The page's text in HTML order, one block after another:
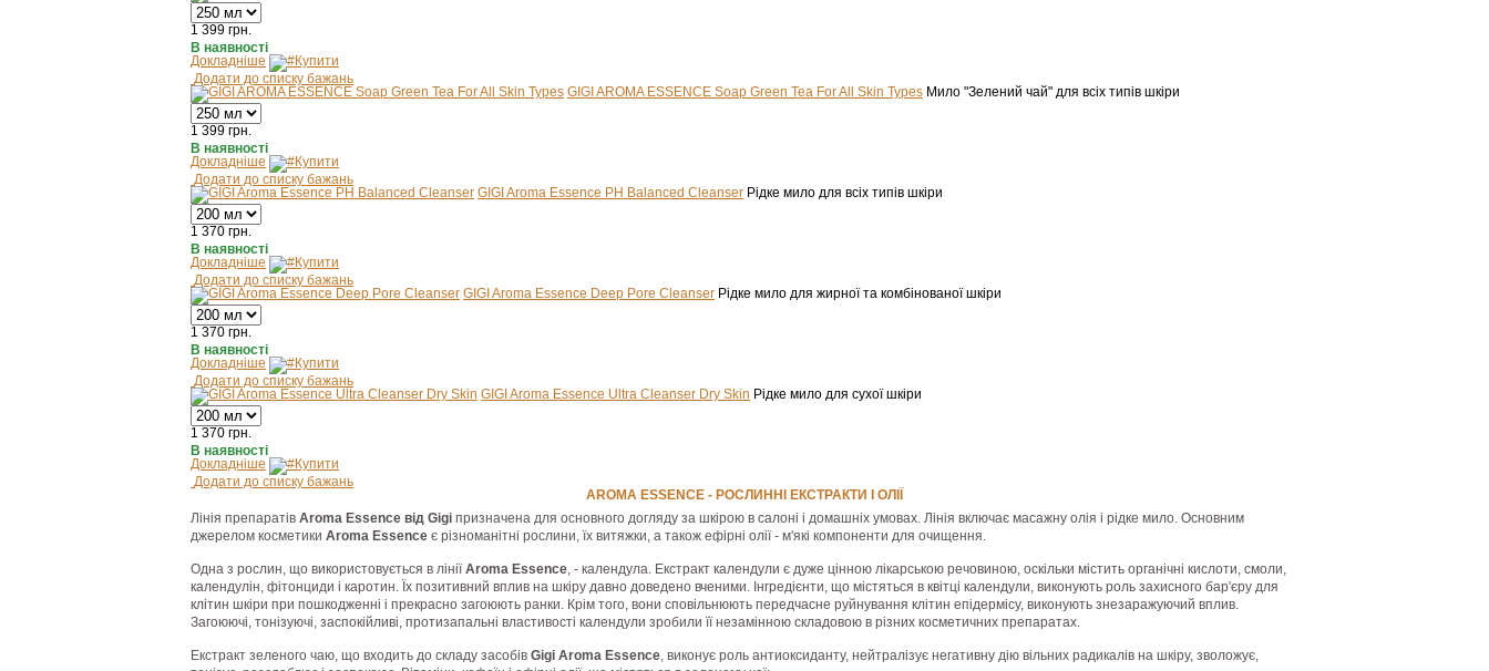
1 399 грн.
В наявності
Докладніше
Купити
Додати до списку бажань
GIGI AROMA ESSENCE Soap Green Tea For All Skin Types Мило "Зелений чай" для всіх типів шкіри
1 399 грн.
В наявності
Докладніше
Купити
Додати до списку бажань
GIGI Aroma Essence PH Balanced Cleanser Рідке мило для всіх типів шкіри
1 370 грн.
В наявності
Докладніше
Купити
Додати до списку бажань
GIGI Aroma Essence Deep Pore Cleanser Рідке мило для жирної та комбінованої шкіри
1 370 грн.
В наявності
Докладніше
Купити
Додати до списку бажань
GIGI Aroma Essence Ultra Cleanser Dry Skin Рідке мило для сухої шкіри
1 370 грн.
В наявності
Докладніше
Купити
Додати до списку бажань
AROMA ESSENCE - РОСЛИННІ ЕКСТРАКТИ І ОЛІЇ
Лінія препаратів Aroma Essence від Gigi призначена для основного догляду за шкірою в салоні і домашніх умовах. Лінія включає масажну олія і рідке мило. Основним
джерелом косметики Aroma Essence є різноманітні рослини, їх витяжки, а також ефірні олії - м'які компоненти для очищення.
Одна з рослин, що використовується в лініїAroma Essence, - календула. Екстракт календули є дуже цінною лікарською речовиною, оскільки містить органічні кислоти, смоли,
календулін, фітонциди і каротин. Їх позитивний вплив на шкіру давно доведено вченими. Інгредієнти, що містяться в квітці календули, виконують роль захисного бар'єру для
клітин шкіри при пошкодженні і прекрасно загоюють ранки. Крім того, вони сповільнюють передчасне руйнування клітин епідермісу, виконують знезаражуючий вплив.
Загоюючі, тонізуючі, заспокійливі, протизапальні властивості календули зробили її незамінною складовою в різних косметичних препаратах.
Екстракт зеленого чаю, що входить до складу засобів Gigi Aroma Essence, виконує роль антиоксиданту, нейтралізує негативну дію вільних радикалів на шкіру, зволожує,